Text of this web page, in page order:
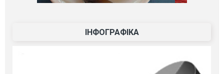
ІНФОГРАФІКА